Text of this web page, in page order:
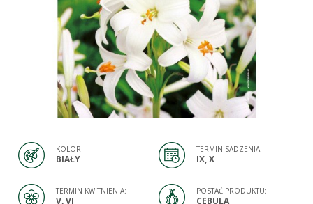
KOLOR:
BIAŁY
TERMIN SADZENIA:
IX, X
TERMIN KWITNIENIA:
V, VI
POSTAĆ PRODUKTU:
CEBULA